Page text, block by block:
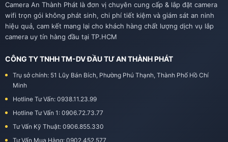
Camera An Thành Phát là đơn vị chuyên cung cấp & lắp đặt camera
wifi trọn gói không phát sinh, chi phí tiết kiệm và giám sát an ninh
hiệu quả, cam kết mang lại cho khách hàng chất lượng dịch vụ lắp
camera uy tín hàng đầu tại TP.HCM
CÔNG TY TNHH TM-DV ĐẦU TƯ AN THÀNH PHÁT
Trụ sở chính: 51 Lũy Bán Bích, Phường Phú Thạnh, Thành Phố Hồ Chí
Minh
Hotline Tư Vấn: 0938.11.23.99
Hotline Tư Vấn 1: 0906.72.73.77
Tư Vấn Kỹ Thuật: 0906.855.330
Tư Vấn Mua Hàng: 0902.452.577